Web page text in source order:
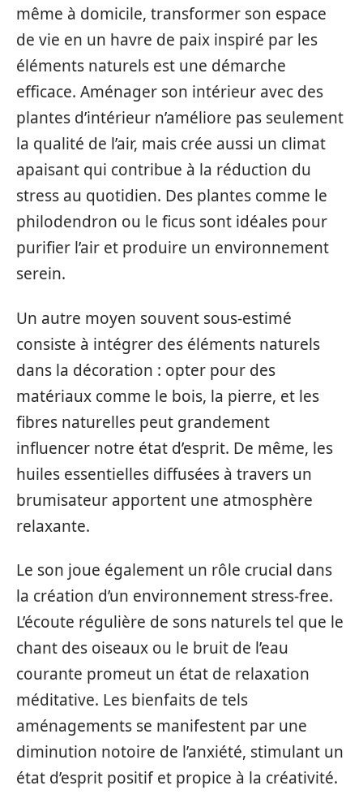
même à domicile, transformer son espace
de vie en un havre de paix inspiré par les
éléments naturels est une démarche
efficace. Aménager son intérieur avec des
plantes d’intérieur n’améliore pas seulement
la qualité de l’air, mais crée aussi un climat
apaisant qui contribue à la réduction du
stress au quotidien. Des plantes comme le
philodendron ou le ficus sont idéales pour
purifier l’air et produire un environnement
serein.
Un autre moyen souvent sous-estimé
consiste à intégrer des éléments naturels
dans la décoration : opter pour des
matériaux comme le bois, la pierre, et les
fibres naturelles peut grandement
influencer notre état d’esprit. De même, les
huiles essentielles diffusées à travers un
brumisateur apportent une atmosphère
relaxante.
Le son joue également un rôle crucial dans
la création d’un environnement stress-free.
L’écoute régulière de sons naturels tel que le
chant des oiseaux ou le bruit de l’eau
courante promeut un état de relaxation
méditative. Les bienfaits de tels
aménagements se manifestent par une
diminution notoire de l’anxiété, stimulant un
état d’esprit positif et propice à la créativité.